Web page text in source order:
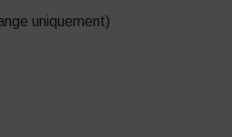
uniquement)